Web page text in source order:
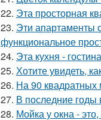
22. Эта просторная
23. Эти апартаменты
функциональное
24. Эта кухня -
25. Хотите увидеть,
26. На 90 квадратных
27. В последние годы
28. Мойка у окна -